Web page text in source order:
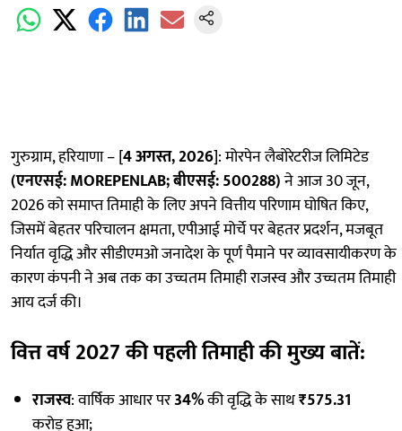
गुरुग्राम, हरियाणा – [4 अगस्त, 2026]: मोरपेन लैबोरेटरीज लिमिटेड
(एनएसई:MOREPENLAB; बीएसई: 500288)ने आज 30 जून,
2026 को समाप्त तिमाही के लिए अपने वित्तीय परिणाम घोषित किए,
जिसमें बेहतर परिचालन क्षमता, एपीआई मोर्चे पर बेहतर प्रदर्शन, मजबूत
निर्यात वृद्धि और सीडीएमओ जनादेश के पूर्ण पैमाने पर व्यावसायीकरण के
कारण कंपनी ने अब तक का उच्चतम तिमाही राजस्व और उच्चतम तिमाही
आय दर्ज की।
वित्त वर्ष 2027 की पहली तिमाही की मुख्य बातें:
राजस्व: वार्षिक आधार पर34%की वृद्धि के साथ₹575.31
करोड़ हुआ;